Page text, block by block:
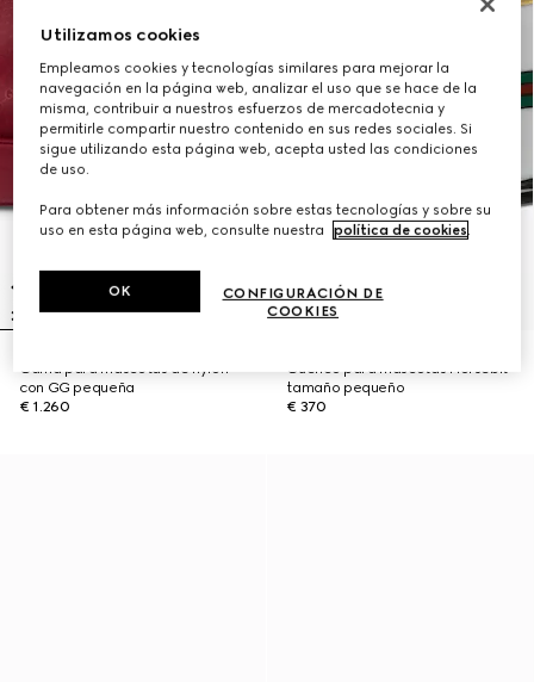
Cama para mascotas de nylon
con GG pequeña
€ 1.260
Cuenco para mascotas Horsebit
tamaño pequeño
€ 370
Utilizamos cookies
Empleamos cookies y tecnologías similares para mejorar la
navegación en la página web, analizar el uso que se hace de la
misma, contribuir a nuestros esfuerzos de mercadotecnia y
permitirle compartir nuestro contenido en sus redes sociales. Si
sigue utilizando esta página web, acepta usted las condiciones
de uso.
Para obtener más información sobre estas tecnologías y sobre su
uso en esta página web, consulte nuestra
política de cookies.
CONFIGURACIÓN DE
COOKIES
OK